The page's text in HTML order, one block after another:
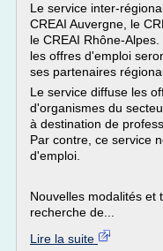
Le service inter-
CREAI Auvergne, le
le CREAI Rhône-
les offres d'emploi
ses partenaires
Le service diffuse les
d'organismes du
à destination de
Par contre, ce service
d'emploi.
Nouvelles modalités et
recherche de...
Lire la suite